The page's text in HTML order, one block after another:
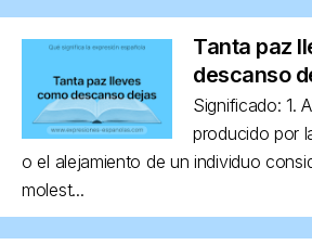
Tanta paz
descanso
Significado: 1.
producido por
o el alejamiento de un individuo
molest...